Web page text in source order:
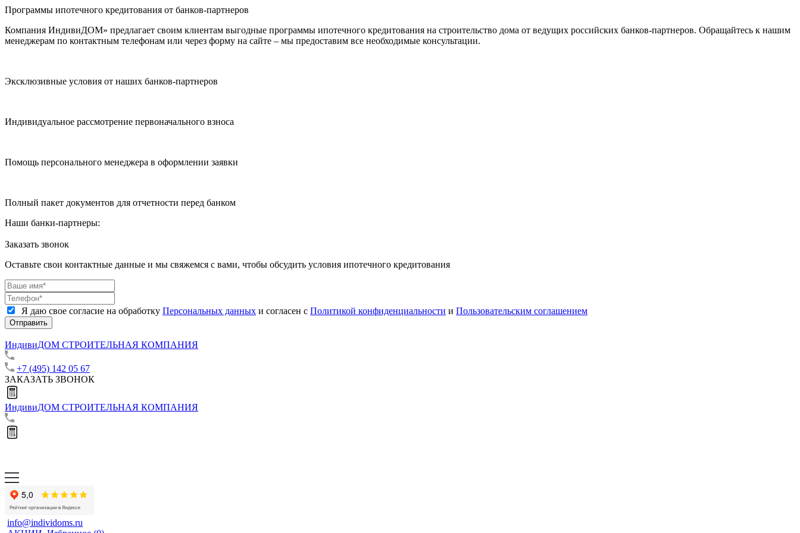
Программы ипотечного кредитования от банков-партнеров
Компания ИндивиДОМ» предлагает своим клиентам выгодные программы ипотечного кредитования на строительство дома от ведущих российских банков-партнеров. Обращайтесь к нашим
менеджерам по контактным телефонам или через форму на сайте – мы предоставим все необходимые консультации.
Эксклюзивные условия от наших банков-партнеров
Индивидуальное рассмотрение первоначального взноса
Помощь персонального менеджера в оформлении заявки
Полный пакет документов для отчетности перед банком
Наши банки-партнеры:
Заказать звонок
Оставьте свои контактные данные и мы свяжемся с вами, чтобы обсудить условия ипотечного кредитования
Я даю свое согласие на обработку Персональных данных и согласен с Политикой конфиденциальности и Пользовательским соглашением
Отправить
ИндивиДОМ СТРОИТЕЛЬНАЯ КОМПАНИЯ
+7 (495) 142 05 67
ЗАКАЗАТЬ ЗВОНОК
ИндивиДОМ СТРОИТЕЛЬНАЯ КОМПАНИЯ
info@individoms.ru